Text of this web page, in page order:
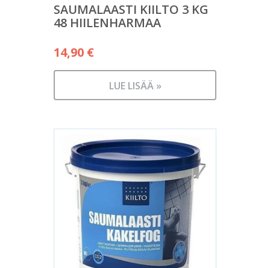
SAUMALAASTI KIILTO 3 KG
48 HIILENHARMAA
14,90 €
LUE LISÄÄ »